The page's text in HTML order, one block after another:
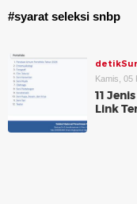
#syarat seleksi snbp
Kamis, 05
11
Link